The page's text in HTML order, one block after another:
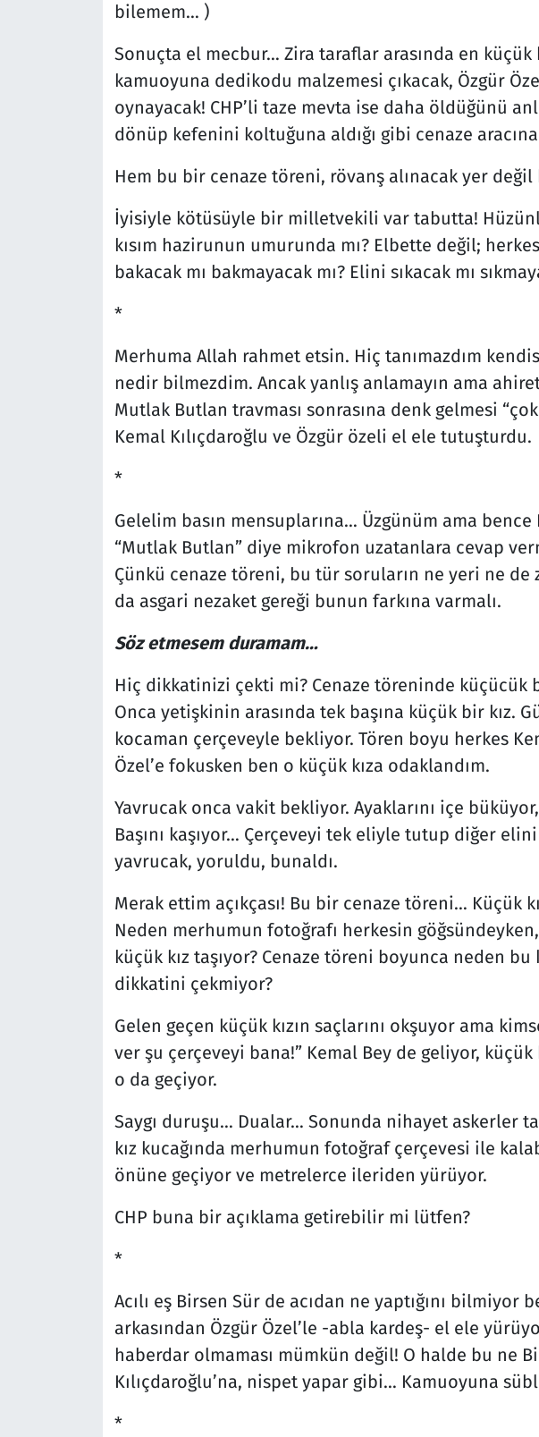
bilemem… )
Sonuçta el mecbur… Zira taraflar arasında en küçük
kamuoyuna dedikodu malzemesi çıkacak, Özgür
oynayacak! CHP’li taze mevta ise daha öldüğünü
dönüp kefenini koltuğuna aldığı gibi cenaze
Hem bu bir cenaze töreni, rövanş alınacak yer değil
İyisiyle kötüsüyle bir milletvekili var tabutta!
kısım hazirunun umurunda mı? Elbette değil;
bakacak mı bakmayacak mı? Elini sıkacak mı
*
Merhuma Allah rahmet etsin. Hiç tanımazdım
nedir bilmezdim. Ancak yanlış anlamayın ama
Mutlak Butlan travması sonrasına denk gelmesi
Kemal Kılıçdaroğlu ve Özgür özeli el ele tutuşturdu.
*
Gelelim basın mensuplarına… Üzgünüm ama bence
“Mutlak Butlan” diye mikrofon uzatanlara cevap
Çünkü cenaze töreni, bu tür soruların ne yeri ne de
da asgari nezaket gereği bunun farkına varmalı.
Söz etmesem duramam…
Hiç dikkatinizi çekti mi? Cenaze töreninde küçücük
Onca yetişkinin arasında tek başına küçük bir kız.
kocaman çerçeveyle bekliyor. Tören boyu herkes
Özel’e fokusken ben o küçük kıza odaklandım.
Yavrucak onca vakit bekliyor. Ayaklarını içe
Başını kaşıyor… Çerçeveyi tek eliyle tutup diğer elini
yavrucak, yoruldu, bunaldı.
Merak ettim açıkçası! Bu bir cenaze töreni… Küçük
Neden merhumun fotoğrafı herkesin
küçük kız taşıyor? Cenaze töreni boyunca neden bu
dikkatini çekmiyor?
Gelen geçen küçük kızın saçlarını okşuyor ama
ver şu çerçeveyi bana!” Kemal Bey de geliyor, küçük
o da geçiyor.
Saygı duruşu… Dualar… Sonunda nihayet askerler
kız kucağında merhumun fotoğraf çerçevesi ile
önüne geçiyor ve metrelerce ileriden yürüyor.
CHP buna bir açıklama getirebilir mi lütfen?
*
Acılı eş Birsen Sür de acıdan ne yaptığını bilmiyor
arkasından Özgür Özel’le -abla kardeş- el ele
haberdar olmaması mümkün değil! O halde bu ne
Kılıçdaroğlu’na, nispet yapar gibi… Kamuoyuna
*